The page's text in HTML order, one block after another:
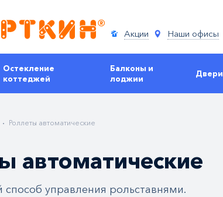
Акции Наши офисы
Остекление
коттеджей
Балконы и
лоджии
Двери
Роллеты автоматические
автоматические
управления рольставнями.